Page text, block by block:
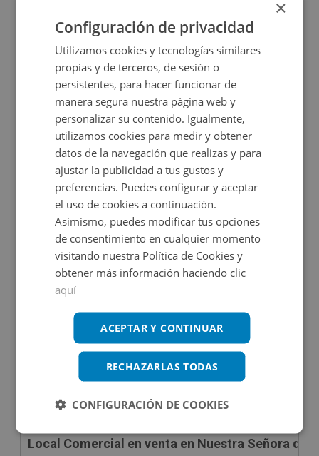
CESIÓN DE REMATE
Local Comercial en venta en AVENIDA PAISOS
Impuestos no incluidos
26.177€
55m2
Local Comercial en venta en Nuestra Señora de
×
Configuración de privacidad
Utilizamos cookies y tecnologías similares
propias y de terceros, de sesión o
persistentes, para hacer funcionar de
manera segura nuestra página web y
personalizar su contenido. Igualmente,
utilizamos cookies para medir y obtener
datos de la navegación que realizas y para
ajustar la publicidad a tus gustos y
preferencias. Puedes configurar y aceptar
el uso de cookies a continuación.
Asimismo, puedes modificar tus opciones
de consentimiento en cualquier momento
visitando nuestra Política de Cookies y
obtener más información haciendo clic
aquí
ACEPTAR Y CONTINUAR
RECHAZARLAS TODAS
CONFIGURACIÓN DE COOKIES